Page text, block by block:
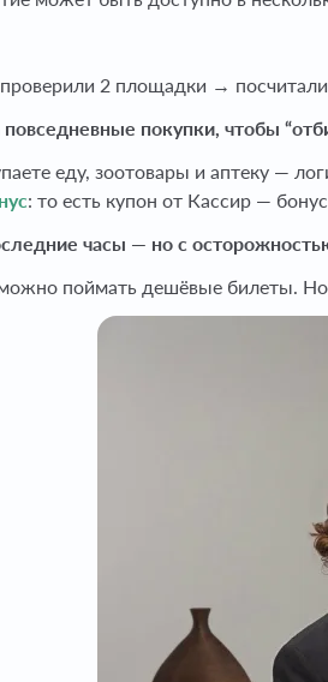
2 площадки →
покупки, чтобы
еду, зоотовары и аптеку —
: то есть купон от Кассир —
часы — но с
поймать дешёвые билеты.